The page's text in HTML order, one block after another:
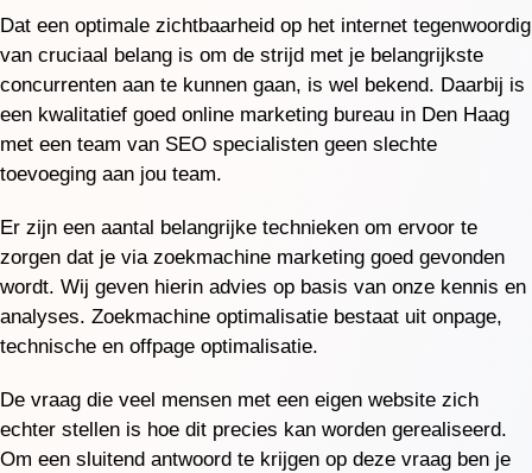
Dat een optimale zichtbaarheid op het internet tegenwoordig
van cruciaal belang is om de strijd met je belangrijkste
concurrenten aan te kunnen gaan, is wel bekend. Daarbij is
een kwalitatief goed online marketing bureau in Den Haag
met een team van SEO specialisten geen slechte
toevoeging aan jou team.
Er zijn een aantal belangrijke technieken om ervoor te
zorgen dat je via zoekmachine marketing goed gevonden
wordt. Wij geven hierin advies op basis van onze kennis en
analyses. Zoekmachine optimalisatie bestaat uit onpage,
technische en offpage optimalisatie.
De vraag die veel mensen met een eigen website zich
echter stellen is hoe dit precies kan worden gerealiseerd.
Om een sluitend antwoord te krijgen op deze vraag ben je